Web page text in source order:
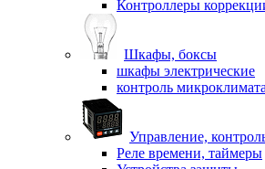
Контроллеры
Шкафы, боксы
шкафы электрические
контроль микроклимата
Управление,
Реле времени, таймеры